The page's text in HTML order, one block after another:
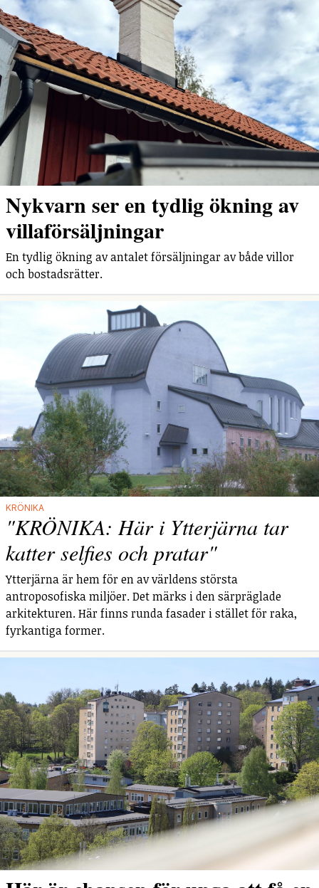
Nykvarn ser en tydlig ökning av
villaförsäljningar
En tydlig ökning av antalet försäljningar av både villor
och bostadsrätter.
KRÖNIKA
"KRÖNIKA: Här i Ytterjärna tar
katter selfies och pratar"
Ytterjärna är hem för en av världens största
antroposofiska miljöer. Det märks i den särpräglade
arkitekturen. Här finns runda fasader i stället för raka,
fyrkantiga former.